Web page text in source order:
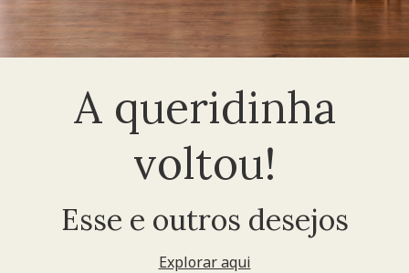
A queridinha
voltou!
Esse e outros desejos
Explorar aqui